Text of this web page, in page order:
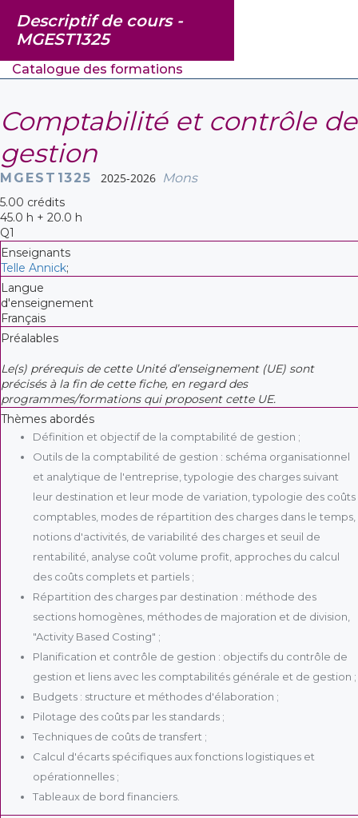
Descriptif de cours -
MGEST1325
Catalogue des formations
Comptabilité et contrôle de
gestion
MGEST1325 2025-2026 Mons
5.00 crédits
45.0 h + 20.0 h
Q1
Enseignants
Telle Annick;
Langue
d'enseignement
Français
Préalables
Le(s) prérequis de cette Unité d’enseignement (UE) sont
précisés à la fin de cette fiche, en regard des
programmes/formations qui proposent cette UE.
Thèmes abordés
Définition et objectif de la comptabilité de gestion ;
Outils de la comptabilité de gestion : schéma organisationnel
et analytique de l'entreprise, typologie des charges suivant
leur destination et leur mode de variation, typologie des coûts
comptables, modes de répartition des charges dans le temps,
notions d'activités, de variabilité des charges et seuil de
rentabilité, analyse coût volume profit, approches du calcul
des coûts complets et partiels ;
Répartition des charges par destination : méthode des
sections homogènes, méthodes de majoration et de division,
"Activity Based Costing" ;
Planification et contrôle de gestion : objectifs du contrôle de
gestion et liens avec les comptabilités générale et de gestion ;
Budgets : structure et méthodes d'élaboration ;
Pilotage des coûts par les standards ;
Techniques de coûts de transfert ;
Calcul d'écarts spécifiques aux fonctions logistiques et
opérationnelles ;
Tableaux de bord financiers.